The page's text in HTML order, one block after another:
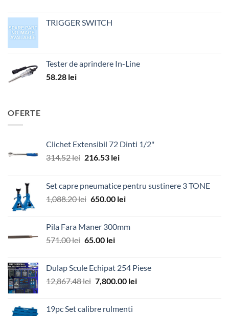
TRIGGER SWITCH
Tester de aprindere In-Line
58.28 lei
OFERTE
Clichet Extensibil 72 Dinti 1/2"
314.52lei Prețul
fost:
314.52 lei.
216.53 leiPrețul
216.53 lei.
Set capre pneumatice pentru sustinere 3 TONE
1,088.20lei Prețul
fost:
1,088.20 lei.
650.00 leiPrețul
650.00 lei.
Pila Fara Maner 300mm
571.00lei Prețul
fost:
571.00 lei.
65.00 leiPrețul
65.00 lei.
Dulap Scule Echipat 254 Piese
12,867.48lei Prețul
fost:
7,800.00 leiPrețul
19pc Set calibre rulmenti